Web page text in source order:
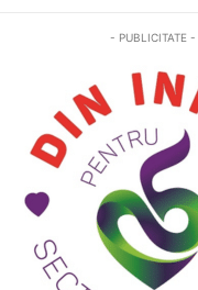
- PUBLICITATE -